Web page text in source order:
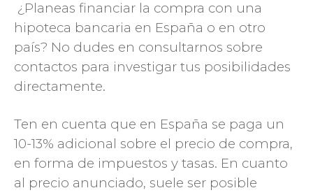
¿Planeas financiar la compra con una
hipoteca bancaria en España o en otro
país? No dudes en consultarnos sobre
contactos para investigar tus posibilidades
directamente.
Ten en cuenta que en España se paga un
10-13% adicional sobre el precio de compra,
en forma de impuestos y tasas. En cuanto
al precio anunciado, suele ser posible